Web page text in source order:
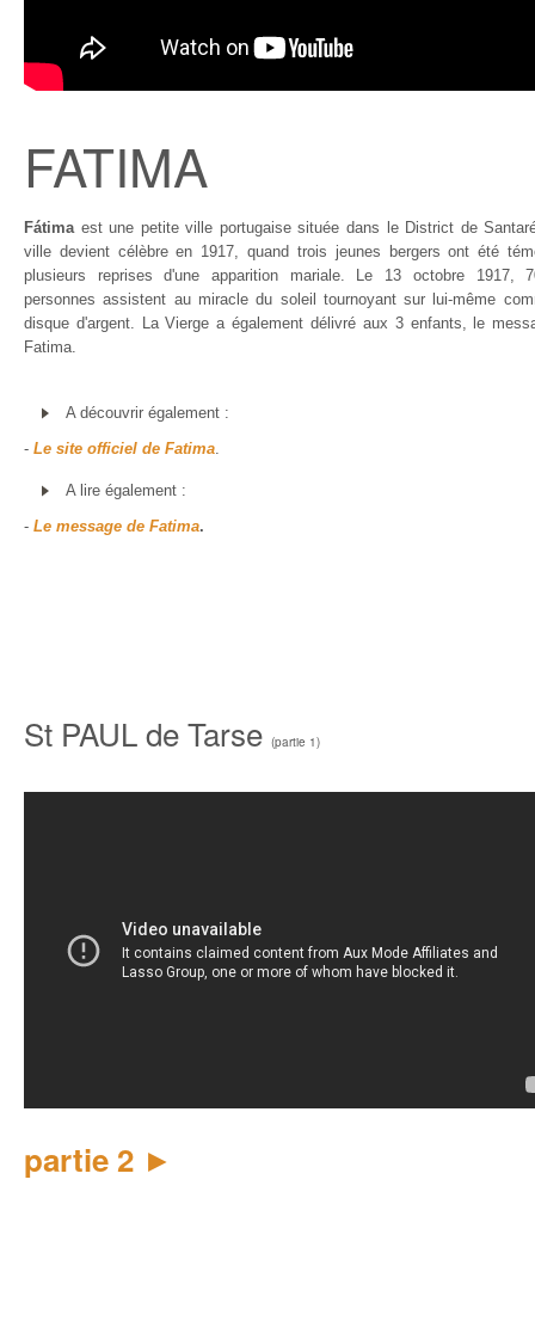
FATIMA
Fátimaest une petite ville portugaise située dans le District de
ville devient célèbre en 1917, quand trois jeunes bergers ont été
plusieurs reprises d'une apparition mariale. Le 13 octobre 1917,
personnes assistent au miracle du soleil tournoyant sur lui-même
disque d'argent. La Vierge a également délivré aux 3 enfants, le
Fatima.
A découvrir également :
- Le site officiel de Fatima.
A lire également :
- Le message de Fatima.
St PAUL de Tarse (partie 1)
partie 2 ►